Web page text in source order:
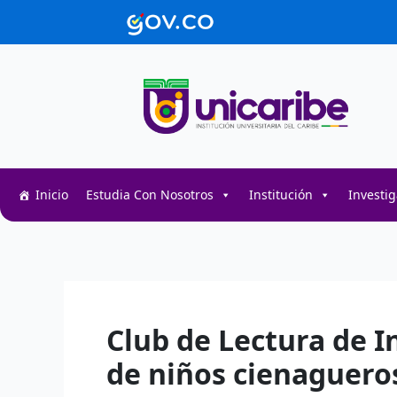
Inicio Estudia Con Nosotros Institución
Club de Lectura de
de niños